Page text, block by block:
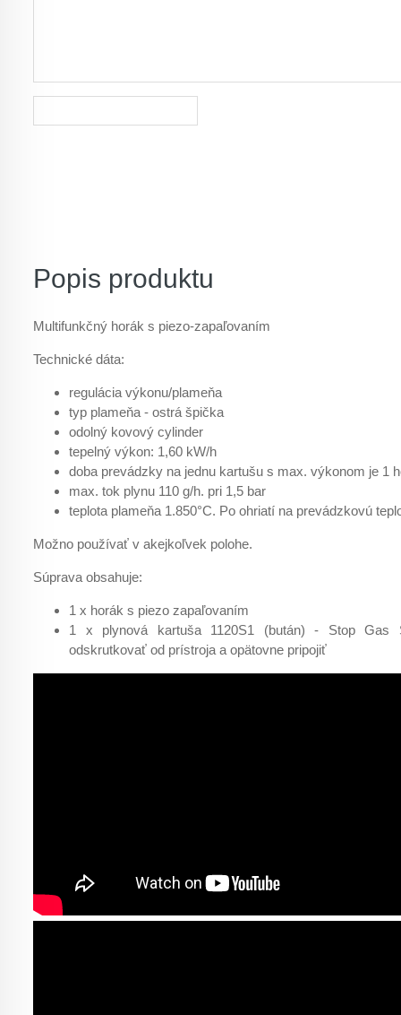
Popis produktu
Multifunkčný horák s piezo-zapaľovaním
Technické dáta:
regulácia výkonu/plameňa
typ plameňa - ostrá špička
odolný kovový cylinder
tepelný výkon: 1,60 kW/h
doba prevádzky na jednu kartušu s max. výkonom je 1
max. tok plynu 110 g/h. pri 1,5 bar
teplota plameňa 1.850°C. Po ohriatí na prevádzkovú
Možno používať v akejkoľvek polohe.
Súprava obsahuje:
1 x horák s piezo zapaľovaním
1 x plynová kartuša 1120S1 (bután) - Stop Gas
odskrutkovať od prístroja a opätovne pripojiť